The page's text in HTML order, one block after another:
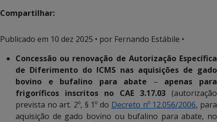
Compartilhar:
Publicado em 10 dez 2025 • por Fernando Estábile •
Concessão ou renovação de Autorização Específica
de Diferimento do ICMS nas aquisições de gado
bovino e bufalino para abate – apenas para
frigoríficos inscritos no CAE 3.17.03 (autorização
prevista no art. 2º, § 1º do Decreto nº 12.056/2006, para
aquisição de gado bovino ou bufalino para abate, no